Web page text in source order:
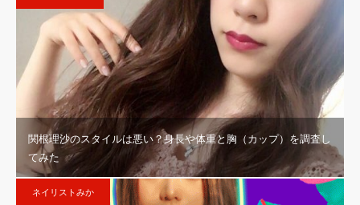
関根理沙のスタイルは悪い？身長や体重と胸（カップ）を調査し
てみた
ネイリストみか